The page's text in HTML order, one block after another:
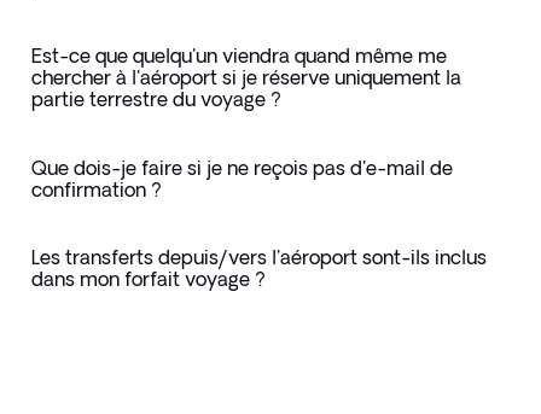
Est-ce que quelqu'un viendra quand même me
chercher à l'aéroport si je réserve uniquement la
partie terrestre du voyage ?
Que dois-je faire si je ne reçois pas d'e-mail de
confirmation ?
Les transferts depuis/vers l'aéroport sont-ils inclus
dans mon forfait voyage ?